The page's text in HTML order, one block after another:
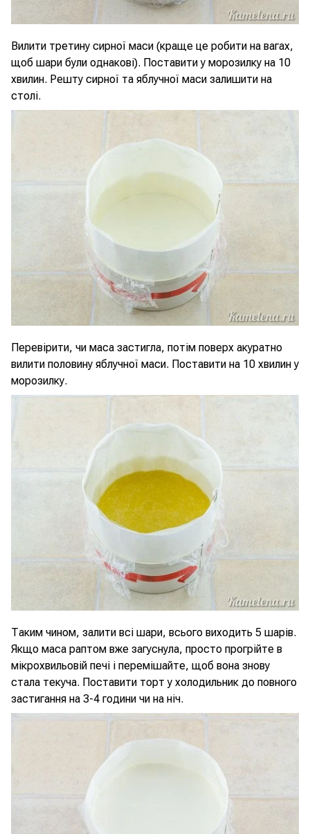
Вилити третину сирної маси (краще це робити на вагах,
щоб шари були однакові). Поставити у морозилку на 10
хвилин. Решту сирної та яблучної маси залишити на
столі.
Перевірити, чи маса застигла, потім поверх акуратно
вилити половину яблучної маси. Поставити на 10 хвилин у
морозилку.
Таким чином, залити всі шари, всього виходить 5 шарів.
Якщо маса раптом вже загуснула, просто прогрійте в
мікрохвильовій печі і перемішайте, щоб вона знову
стала текуча. Поставити торт у холодильник до повного
застигання на 3-4 години чи на ніч.